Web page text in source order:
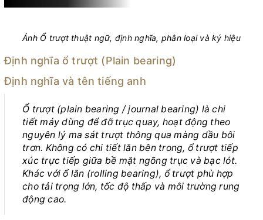
Ảnh Ổ trượt thuật ngữ, định nghĩa, phân loại và ký hiệu
Định nghĩa ổ trượt (Plain bearing)
Định nghĩa và tên tiếng anh
Ổ trượt (plain bearing / journal bearing) là chi
tiết máy dùng để đỡ trục quay, hoạt động theo
nguyên lý ma sát trượt thông qua màng dầu bôi
trơn. Không có chi tiết lăn bên trong, ổ trượt tiếp
xúc trực tiếp giữa bề mặt ngõng trục và bạc lót.
Khác với ổ lăn (rolling bearing), ổ trượt phù hợp
cho tải trọng lớn, tốc độ thấp và môi trường rung
động cao.